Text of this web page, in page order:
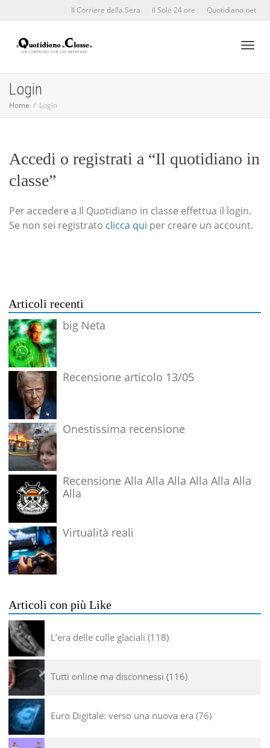
Il Corriere della Sera Il Sole 24 ore Quotidiano.net
Login
Home Login
Accedi o registrati a “Il quotidiano in
classe”
Per accedere a Il Quotidiano in classe effettua il login.
Se non sei registrato clicca qui per creare un account.
Articoli recenti
big Neta
Recensione articolo 13/05
Onestissima recensione
Recensione Alla Alla Alla Alla Alla Alla
Alla
Virtualità reali
Articoli con più Like
L’era delle culle glaciali 118
Tutti online ma disconnessi 116
Euro Digitale: verso una nuova era 76